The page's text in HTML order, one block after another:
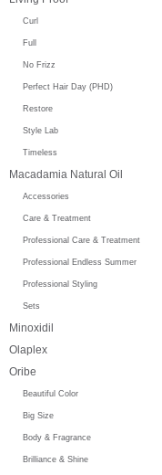
Curl
Full
No Frizz
Perfect Hair Day (PHD)
Restore
Style Lab
Timeless
Macadamia Natural Oil
Accessories
Care & Treatment
Professional Care & Treatment
Professional Endless Summer
Professional Styling
Sets
Minoxidil
Olaplex
Oribe
Beautiful Color
Big Size
Body & Fragrance
Brilliance & Shine